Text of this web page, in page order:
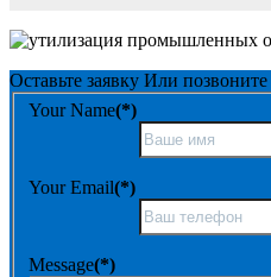
Оставьте заявку Или позвоните
Your Name(*)
Your Email(*)
Message(*)